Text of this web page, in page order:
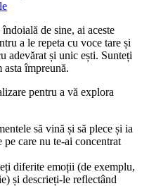
de sine, ai aceste
a le repeta cu voce tare și
adevărat și unic ești. Sunteți
asta împreună.
pentru a vă explora
să vină și să plece și ia
pe care nu te-ai concentrat
diferite emoții (de exemplu,
și descrieți-le reflectând